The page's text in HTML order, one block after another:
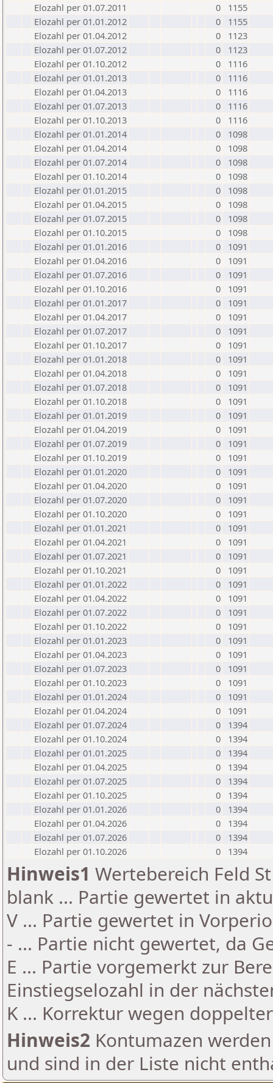
Elozahl per 01.07.2011
0
1155
Elozahl per 01.01.2012
0
1155
Elozahl per 01.04.2012
0
1123
Elozahl per 01.07.2012
0
1123
Elozahl per 01.10.2012
0
1116
Elozahl per 01.01.2013
0
1116
Elozahl per 01.04.2013
0
1116
Elozahl per 01.07.2013
0
1116
Elozahl per 01.10.2013
0
1116
Elozahl per 01.01.2014
0
1098
Elozahl per 01.04.2014
0
1098
Elozahl per 01.07.2014
0
1098
Elozahl per 01.10.2014
0
1098
Elozahl per 01.01.2015
0
1098
Elozahl per 01.04.2015
0
1098
Elozahl per 01.07.2015
0
1098
Elozahl per 01.10.2015
0
1098
Elozahl per 01.01.2016
0
1091
Elozahl per 01.04.2016
0
1091
Elozahl per 01.07.2016
0
1091
Elozahl per 01.10.2016
0
1091
Elozahl per 01.01.2017
0
1091
Elozahl per 01.04.2017
0
1091
Elozahl per 01.07.2017
0
1091
Elozahl per 01.10.2017
0
1091
Elozahl per 01.01.2018
0
1091
Elozahl per 01.04.2018
0
1091
Elozahl per 01.07.2018
0
1091
Elozahl per 01.10.2018
0
1091
Elozahl per 01.01.2019
0
1091
Elozahl per 01.04.2019
0
1091
Elozahl per 01.07.2019
0
1091
Elozahl per 01.10.2019
0
1091
Elozahl per 01.01.2020
0
1091
Elozahl per 01.04.2020
0
1091
Elozahl per 01.07.2020
0
1091
Elozahl per 01.10.2020
0
1091
Elozahl per 01.01.2021
0
1091
Elozahl per 01.04.2021
0
1091
Elozahl per 01.07.2021
0
1091
Elozahl per 01.10.2021
0
1091
Elozahl per 01.01.2022
0
1091
Elozahl per 01.04.2022
0
1091
Elozahl per 01.07.2022
0
1091
Elozahl per 01.10.2022
0
1091
Elozahl per 01.01.2023
0
1091
Elozahl per 01.04.2023
0
1091
Elozahl per 01.07.2023
0
1091
Elozahl per 01.10.2023
0
1091
Elozahl per 01.01.2024
0
1091
Elozahl per 01.04.2024
0
1091
Elozahl per 01.07.2024
0
1394
Elozahl per 01.10.2024
0
1394
Elozahl per 01.01.2025
0
1394
Elozahl per 01.04.2025
0
1394
Elozahl per 01.07.2025
0
1394
Elozahl per 01.10.2025
0
1394
Elozahl per 01.01.2026
0
1394
Elozahl per 01.04.2026
0
1394
Elozahl per 01.07.2026
0
1394
Elozahl per 01.10.2026
0 1394
Hinweis1 Wertebereich Feld
blank ... Partie gewertet in
V ... Partie gewertet in
- ... Partie nicht gewertet, da
E ... Partie vorgemerkt zur
Einstiegselozahl in der
K ... Korrektur wegen
Hinweis2 Kontumazen
und sind in der Liste nicht